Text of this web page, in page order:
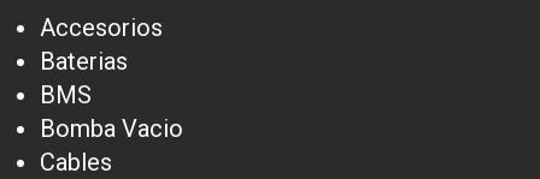
Accesorios
Baterias
BMS
Bomba Vacio
Cables